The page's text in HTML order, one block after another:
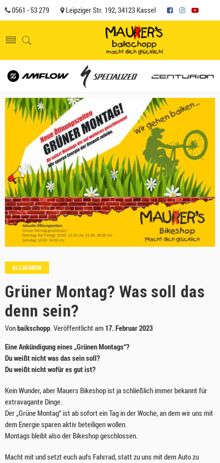
0561 - 53 279 Leipziger Str. 192, 34123 Kassel
ALLGEMEIN
Grüner Montag? Was soll das
denn sein?
Vonbaikschopp. Veröffentlicht am 17. Februar 2023
Eine Ankündigung eines „Grünen Montags“?
Du weißt nicht was das sein soll?
Du weißt nicht wofür es gut ist?
Kein Wunder, aber Mauers Bikeshop ist ja schließlich immer bekannt für
extravagante Dinge.
Der „Grüne Montag“ ist ab sofort ein Tag in der Woche, an dem wir uns mit
dem Energie sparen aktiv beteiligen wollen.
Montags bleibt also der Bikeshop geschlossen.
Macht mit und setzt euch aufs Fahrrad, statt zu uns mit dem Auto zu